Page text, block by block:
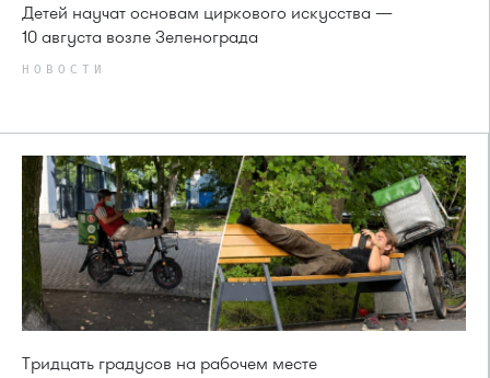
Детей научат основам циркового искусства —
10 августа возле Зеленограда
НОВОСТИ
Тридцать градусов на рабочем месте